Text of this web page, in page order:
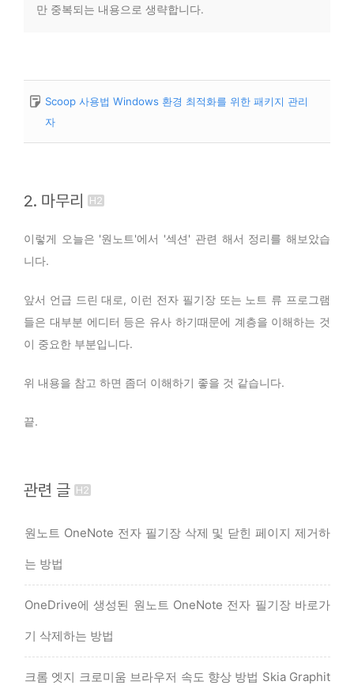
만 중복되는 내용으로 생략합니다.
Scoop 사용법 Windows 환경 최적화를 위한 패키지 관리
자
2. 마무리
이렇게 오늘은 '원노트'에서 '섹션' 관련 해서 정리를 해보았습
니다.
앞서 언급 드린 대로, 이런 전자 필기장 또는 노트 류 프로그램
들은 대부분 에디터 등은 유사 하기때문에 계층을 이해하는 것
이 중요한 부분입니다.
위 내용을 참고 하면 좀더 이해하기 좋을 것 같습니다.
끝.
관련 글
원노트 OneNote 전자 필기장 삭제 및 닫힌 페이지 제거하
는 방법
OneDrive에 생성된 원노트 OneNote 전자 필기장 바로가
기 삭제하는 방법
크롬 엣지 크로미움 브라우저 속도 향상 방법 Skia Graphit